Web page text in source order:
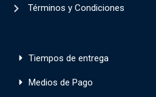
Términos y Condiciones
Tiempos de entrega
Medios de Pago